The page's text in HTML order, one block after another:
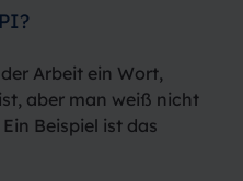
Arbeit ein Wort,
aber man weiß nicht
Beispiel ist das